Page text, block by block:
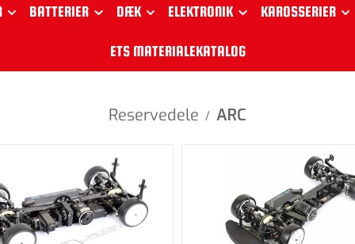
BATTERIER DÆK ELEKTRONIK KAROSSERIER
ETS MATERIALEKATALOG
Reservedele / ARC